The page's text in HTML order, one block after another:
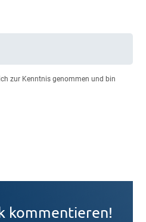
zur Kenntnis genommen und bin
kommentieren!